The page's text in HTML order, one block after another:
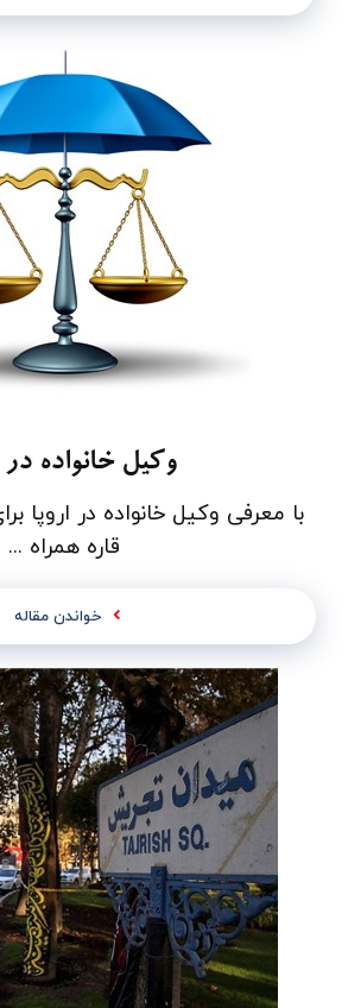
وکیل خانواده در
با معرفی وکیل خانواده در اروپا
قاره همراه ...
خواندن مقاله